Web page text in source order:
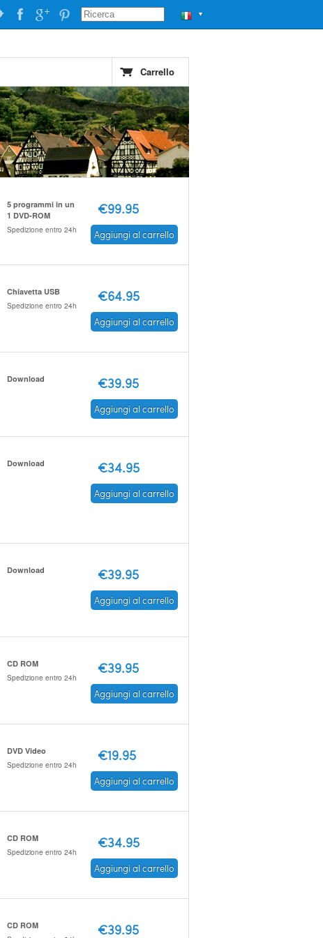
▼
Carrello
5 programmi in un
1 DVD-ROM
Spedizione entro 24h
€99.95
Aggiungi al carrello
Chiavetta USB
Spedizione entro 24h
€64.95
Aggiungi al carrello
Download €39.95
Aggiungi al carrello
Download €34.95
Aggiungi al carrello
Download €39.95
Aggiungi al carrello
CD ROM
Spedizione entro 24h
€39.95
Aggiungi al carrello
DVD Video
Spedizione entro 24h
€19.95
Aggiungi al carrello
CD ROM
Spedizione entro 24h
€34.95
Aggiungi al carrello
CD ROM €39.95